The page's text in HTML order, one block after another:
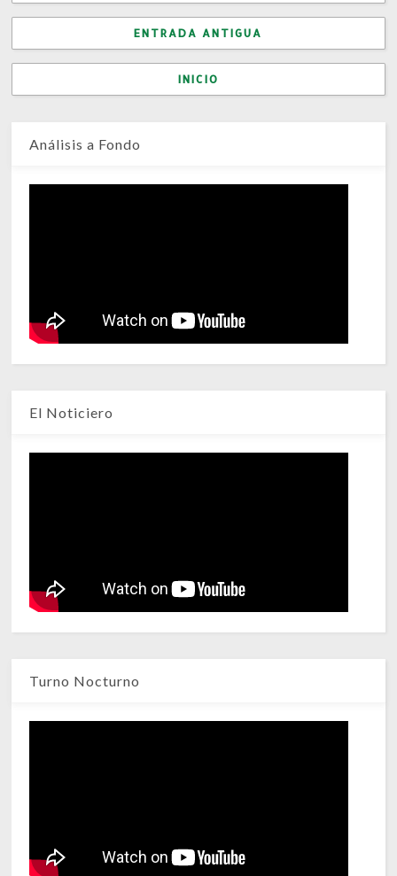
ENTRADA ANTIGUA
INICIO
Análisis a Fondo
El Noticiero
Turno Nocturno